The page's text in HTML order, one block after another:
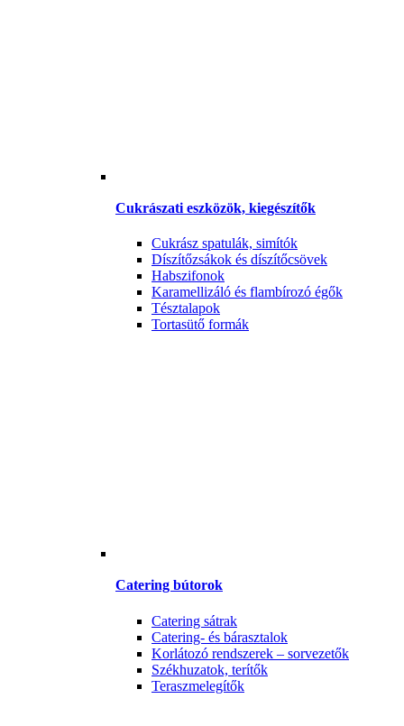
Cukrászati eszközök, kiegészítők
Cukrász spatulák, simítók
Díszítőzsákok és díszítőcsövek
Habszifonok
Karamellizáló és flambírozó égők
Tésztalapok
Tortasütő formák
Catering bútorok
Catering sátrak
Catering- és bárasztalok
Korlátozó rendszerek – sorvezetők
Székhuzatok, terítők
Teraszmelegítők